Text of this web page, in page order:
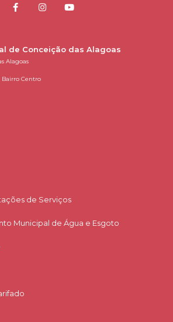
de Conceição das Alagoas
Alagoas
Bairro Centro
de Serviços​
Municipal de Água e Esgoto